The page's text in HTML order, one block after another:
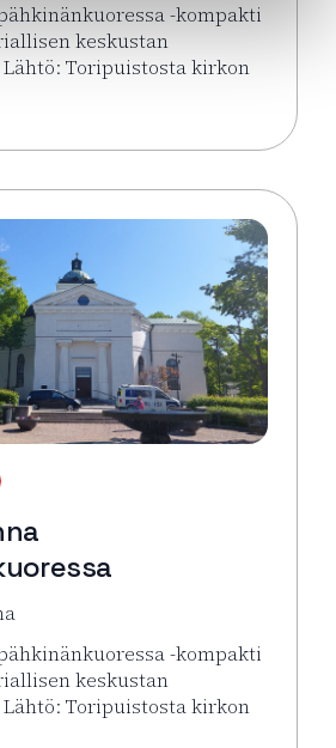
-kompakti
keskustan
Toripuistosta kirkon
Hämeenlinna
-kompakti
keskustan
Toripuistosta kirkon